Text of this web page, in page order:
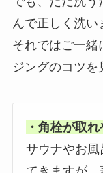
んで正しく洗い
それではご一緒
ジングのコツを
・角栓が取
サウナやお